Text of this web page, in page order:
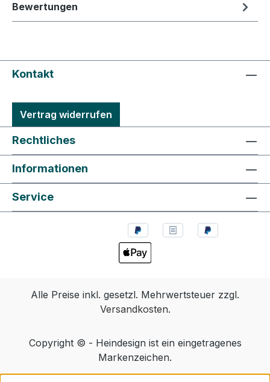
Bewertungen
Kontakt
Vertrag widerrufen
Rechtliches
Informationen
Service
Alle Preise inkl. gesetzl. Mehrwertsteuer zzgl.
Versandkosten.
Copyright © - Heindesign ist ein eingetragenes
Markenzeichen.